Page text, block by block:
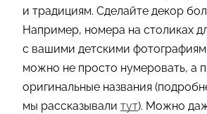
и традициям. Сделайте декор
Например, номера на столиках
с вашими детскими
можно не просто нумеровать, а
оригинальные названия
мы рассказывали тут). Можно